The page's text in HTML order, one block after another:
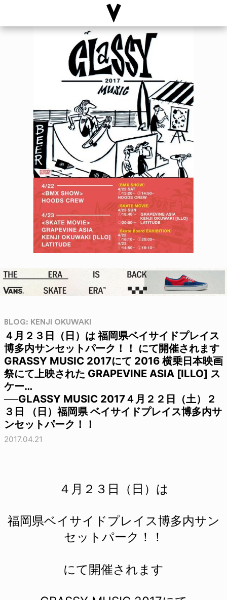
BLOG: KENJI OKUWAKI
４月２３日（日）は 福岡県ベイサイドプレイス
博多内サンセットパーク！！ にて開催されます
GRASSY MUSIC 2017にて 2016 横乗日本映画
祭にて上映された GRAPEVINE ASIA [ILLO] ス
ケー…
──GLASSY MUSIC 2017４月２２日（土）２
３日 （日）福岡県 ベイサイドプレイス博多内サ
ンセットパーク！！
2017.04.21
４月２３日（日）は
福岡県ベイサイドプレイス博多内サン
セットパーク！！
にて開催されます